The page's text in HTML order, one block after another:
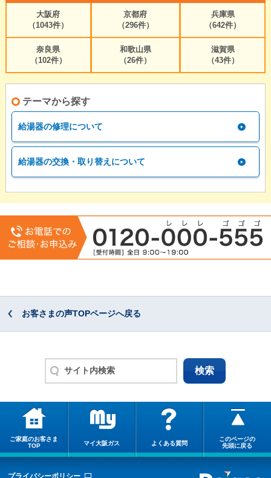
大阪府
（1043件）
京都府
（296件）
兵庫県
（642件）
奈良県
（102件）
和歌山県
（26件）
滋賀県
（43件）
テーマから探す
給湯器の修理について
給湯器の交換・取り替えについて
お客さまの声TOPページへ戻る
ご家庭のお客さま
TOP
マイ大阪ガス よくある質問
このページの
先頭に戻る
プライバシーポリシー